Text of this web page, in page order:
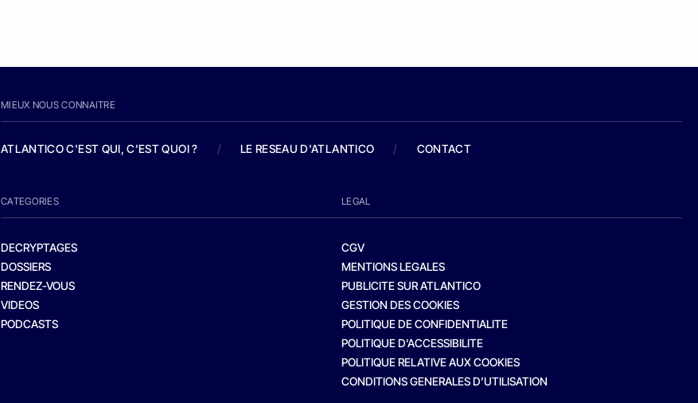
MIEUX NOUS CONNAITRE
ATLANTICO C'EST QUI, C'EST QUOI ? / LE RESEAU D'ATLANTICO / CONTACT
CATEGORIES
DECRYPTAGES
DOSSIERS
RENDEZ-VOUS
VIDEOS
PODCASTS
LEGAL
CGV
MENTIONS LEGALES
PUBLICITE SUR ATLANTICO
GESTION DES COOKIES
POLITIQUE DE CONFIDENTIALITE
POLITIQUE D’ACCESSIBILITE
POLITIQUE RELATIVE AUX COOKIES
CONDITIONS GENERALES D’UTILISATION